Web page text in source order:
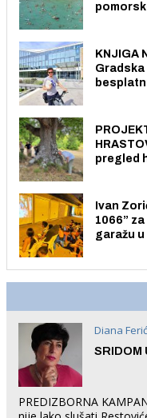
KNJIGA
Gradska
pregled
Ivan
1066”
garažu
Diana Ferić
SRIDOM
PREDIZBORNA